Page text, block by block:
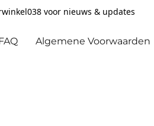
voor nieuws & updates
Algemene Voorwaarden